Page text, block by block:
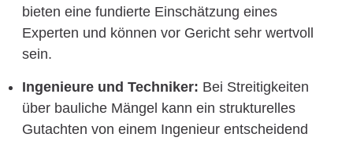
bieten eine fundierte Einschätzung eines
Experten und können vor Gericht sehr wertvoll
sein.
Ingenieure und Techniker: Bei Streitigkeiten
über bauliche Mängel kann ein strukturelles
Gutachten von einem Ingenieur entscheidend